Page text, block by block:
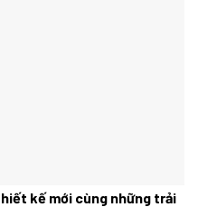
kế mới cùng những trải